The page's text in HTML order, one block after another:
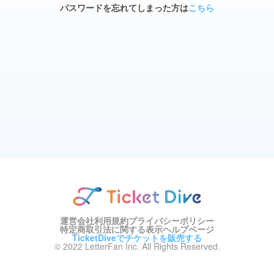
パスワードを忘れてしまった方はこちら
運営会社利用規約プライバシーポリシー
特定商取引法に関する表示ヘルプページ
TicketDiveでチケットを販売する
© 2022 LetterFan Inc. All Rights Reserved.